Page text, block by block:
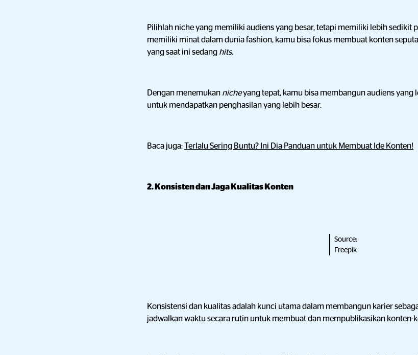
Pilihlah niche yang memiliki audiens yang besar, tetapi memiliki lebih sedikit
memiliki minat dalam dunia fashion, kamu bisa fokus membuat konten
yang saat ini sedang hits.
Dengan menemukan nicheyang tepat, kamu bisa membangun audiens yang
untuk mendapatkan penghasilan yang lebih besar.
Baca juga: Terlalu Sering Buntu? Ini Dia Panduan untuk Membuat Ide Konten!
2. Konsisten dan Jaga Kualitas Konten
Source:
Freepik
Konsistensi dan kualitas adalah kunci utama dalam membangun karier
jadwalkan waktu secara rutin untuk membuat dan mempublikasikan konten-